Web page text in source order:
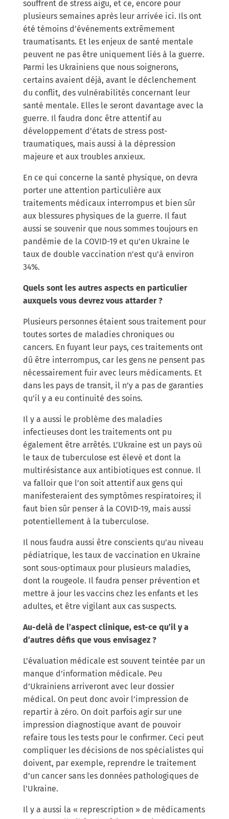
souffrent de stress aigu, et ce, encore pour
plusieurs semaines après leur arrivée ici. Ils ont
été témoins d’événements extrêmement
traumatisants. Et les enjeux de santé mentale
peuvent ne pas être uniquement liés à la guerre.
Parmi les Ukrainiens que nous soignerons,
certains avaient déjà, avant le déclenchement
du conflit, des vulnérabilités concernant leur
santé mentale. Elles le seront davantage avec la
guerre. Il faudra donc être attentif au
développement d’états de stress post-
traumatiques, mais aussi à la dépression
majeure et aux troubles anxieux.
En ce qui concerne la santé physique, on devra
porter une attention particulière aux
traitements médicaux interrompus et bien sûr
aux blessures physiques de la guerre. Il faut
aussi se souvenir que nous sommes toujours en
pandémie de la COVID-19 et qu’en Ukraine le
taux de double vaccination n’est qu’à environ
34%.
Quels sont les autres aspects en particulier
auxquels vous devrez vous attarder ?
Plusieurs personnes étaient sous traitement pour
toutes sortes de maladies chroniques ou
cancers. En fuyant leur pays, ces traitements ont
dû être interrompus, car les gens ne pensent pas
nécessairement fuir avec leurs médicaments. Et
dans les pays de transit, il n’y a pas de garanties
qu’il y a eu continuité des soins.
Il y a aussi le problème des maladies
infectieuses dont les traitements ont pu
également être arrêtés. L’Ukraine est un pays où
le taux de tuberculose est élevé et dont la
multirésistance aux antibiotiques est connue. Il
va falloir que l’on soit attentif aux gens qui
manifesteraient des symptômes respiratoires; il
faut bien sûr penser à la COVID-19, mais aussi
potentiellement à la tuberculose.
Il nous faudra aussi être conscients qu’au niveau
pédiatrique, les taux de vaccination en Ukraine
sont sous-optimaux pour plusieurs maladies,
dont la rougeole. Il faudra penser prévention et
mettre à jour les vaccins chez les enfants et les
adultes, et être vigilant aux cas suspects.
Au-delà de l’aspect clinique, est-ce qu’il y a
d’autres défis que vous envisagez ?
L’évaluation médicale est souvent teintée par un
manque d’information médicale. Peu
d’Ukrainiens arriveront avec leur dossier
médical. On peut donc avoir l’impression de
repartir à zéro. On doit parfois agir sur une
impression diagnostique avant de pouvoir
refaire tous les tests pour le confirmer. Ceci peut
compliquer les décisions de nos spécialistes qui
doivent, par exemple, reprendre le traitement
d’un cancer sans les données pathologiques de
l’Ukraine.
Il y a aussi la « represcription » de médicaments